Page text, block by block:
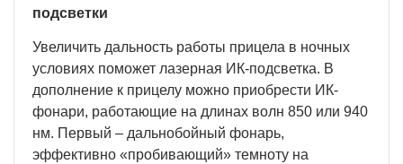
подсветки
Увеличить дальность работы прицела в ночных
условиях поможет лазерная ИК-подсветка. В
дополнение к прицелу можно приобрести ИК-
фонари, работающие на длинах волн 850 или 940
нм. Первый – дальнобойный фонарь,
эффективно «пробивающий» темноту на